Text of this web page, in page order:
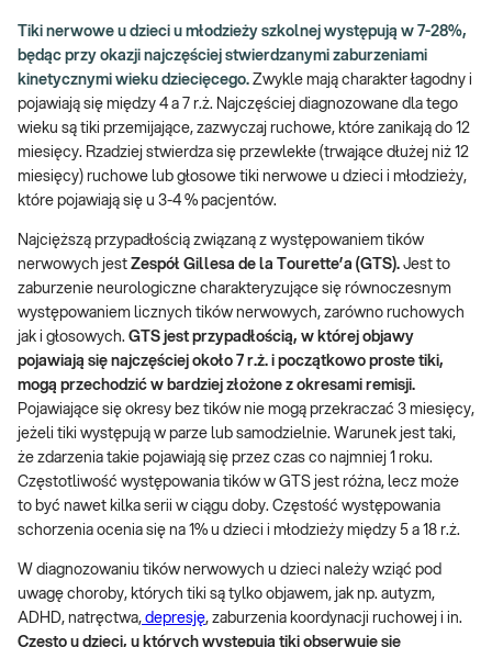
Tiki nerwowe u dzieci u młodzieży szkolnej występują w 7-28%,
będąc przy okazji najczęściej stwierdzanymi zaburzeniami
kinetycznymi wieku dziecięcego. Zwykle mają charakter łagodny i
pojawiają się między 4 a 7 r.ż. Najczęściej diagnozowane dla tego
wieku są tiki przemijające, zazwyczaj ruchowe, które zanikają do 12
miesięcy. Rzadziej stwierdza się przewlekłe (trwające dłużej niż 12
miesięcy) ruchowe lub głosowe tiki nerwowe u dzieci i młodzieży,
które pojawiają się u 3-4 % pacjentów.
Najcięższą przypadłością związaną z występowaniem tików
nerwowych jest Zespół Gillesa de la Tourette’a (GTS). Jest to
zaburzenie neurologiczne charakteryzujące się równoczesnym
występowaniem licznych tików nerwowych, zarówno ruchowych
jak i głosowych. GTS jest przypadłością, w której objawy
pojawiają się najczęściej około 7 r.ż. i początkowo proste tiki,
mogą przechodzić w bardziej złożone z okresami remisji.
Pojawiające się okresy bez tików nie mogą przekraczać 3 miesięcy,
jeżeli tiki występują w parze lub samodzielnie. Warunek jest taki,
że zdarzenia takie pojawiają się przez czas co najmniej 1 roku.
Częstotliwość występowania tików w GTS jest różna, lecz może
to być nawet kilka serii w ciągu doby. Częstość występowania
schorzenia ocenia się na 1% u dzieci i młodzieży między 5 a 18 r.ż.
W diagnozowaniu tików nerwowych u dzieci należy wziąć pod
uwagę choroby, których tiki są tylko objawem, jak np. autyzm,
ADHD, natręctwa, depresję, zaburzenia koordynacji ruchowej i in.
Często u dzieci, u których występują tiki obserwuje się